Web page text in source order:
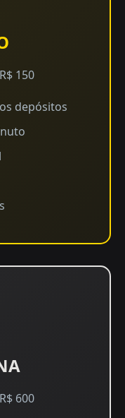
150
depósitos
600